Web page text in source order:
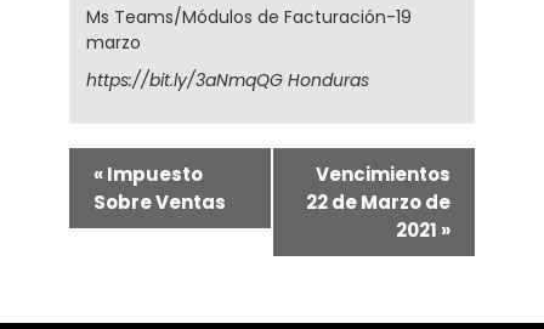
Ms Teams/Módulos de Facturación-19
marzo
https://bit.ly/3aNmqQG Honduras
«Impuesto
Sobre Ventas
Vencimientos
22 de Marzo de
2021 »